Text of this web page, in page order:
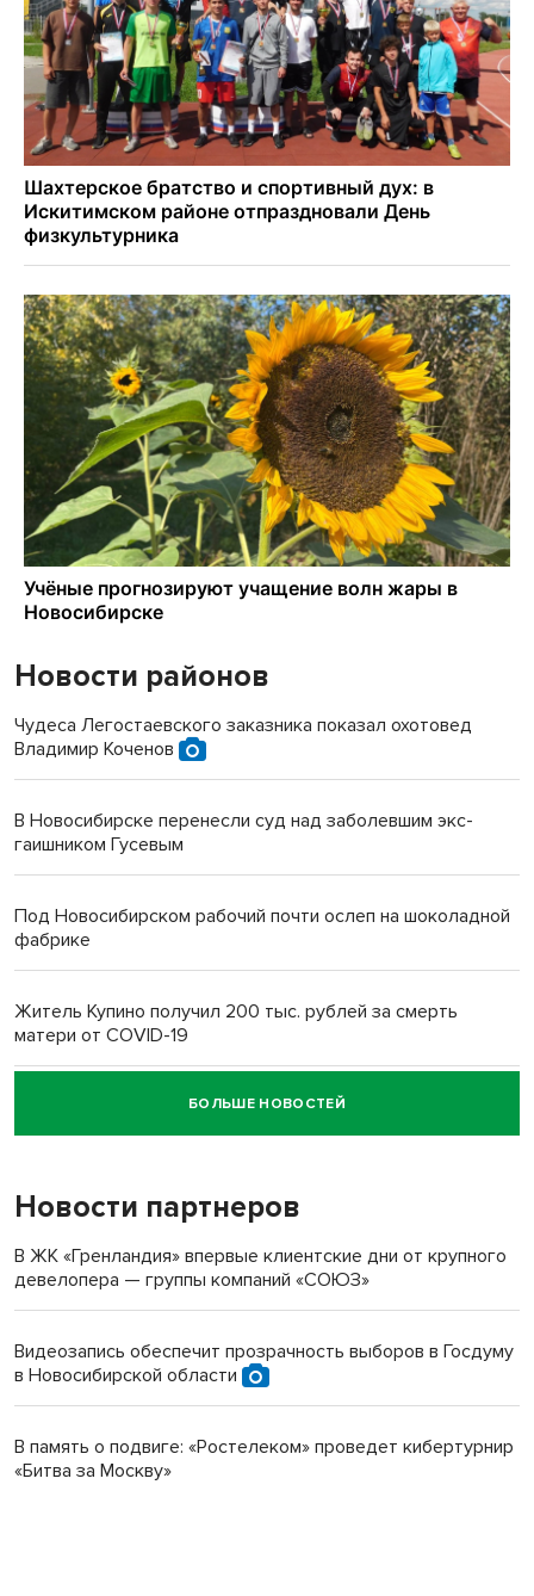
Новости районов
Чудеса Легостаевского заказника показал охотовед
Владимир Коченов
В Новосибирске перенесли суд над заболевшим экс-
гаишником Гусевым
Под Новосибирском рабочий почти ослеп на шоколадной
фабрике
Житель Купино получил 200 тыс. рублей за смерть
матери от COVID-19
Новосибирский суд наказал водителя за смерть
пенсионерки на вокзале
БОЛЬШЕ НОВОСТЕЙ
Новости партнеров
В ЖК «Гренландия» впервые клиентские дни от крупного
девелопера — группы компаний «СОЮЗ»
Видеозапись обеспечит прозрачность выборов в Госдуму
в Новосибирской области
В память о подвиге: «Ростелеком» проведет кибертурнир
«Битва за Москву»